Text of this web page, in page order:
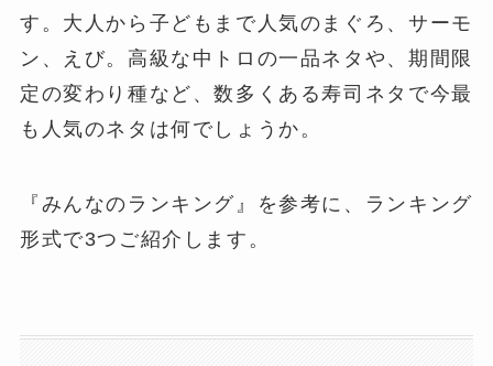
す。大人から子どもまで人気のまぐろ、サーモ
ン、えび。高級な中トロの一品ネタや、期間限
定の変わり種など、数多くある寿司ネタで今最
も人気のネタは何でしょうか。
『みんなのランキング』を参考に、ランキング
形式で3つご紹介します。